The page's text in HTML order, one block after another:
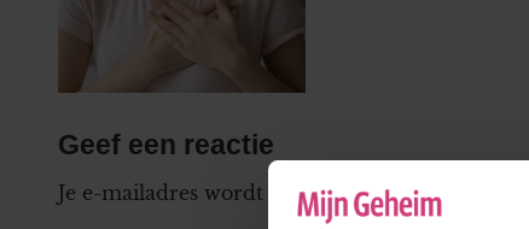
Geef een reactie
Je e-mailadres wordt niet gepubliceerd.